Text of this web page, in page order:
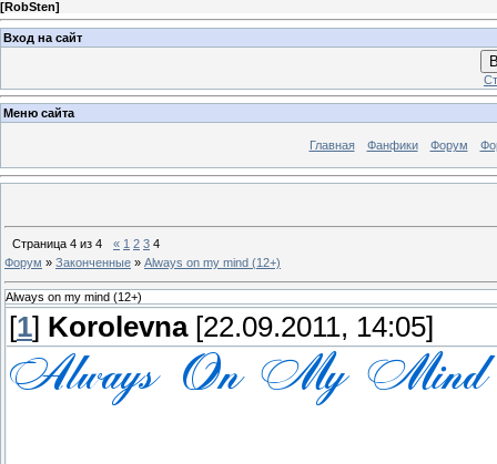
[RobSten]
Вход на сайт
Меню сайта
Главная Фанфики Форум
Страница 4 из 4 « 1 2 3 4
Форум » Законченные » Always on my mind (12+)
Always on my mind (12+)
[1] Korolevna[22.09.2011, 14:05]